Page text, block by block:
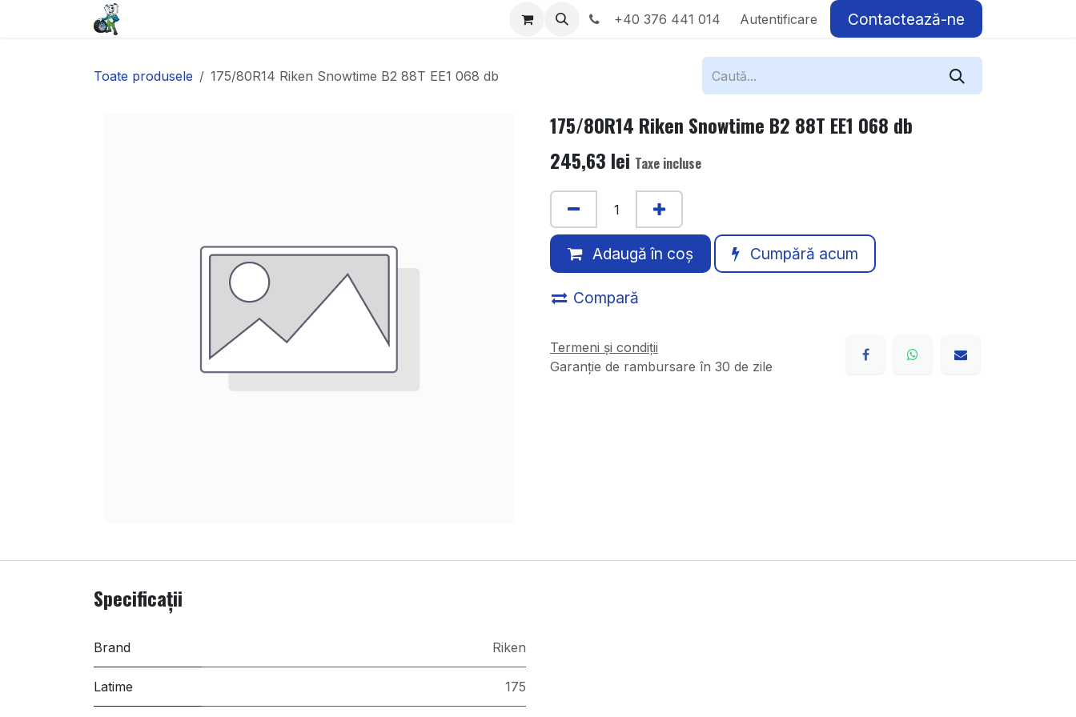
Sari la conținut +40 376 441 014 Autentificare Contactează-ne
Toate produsele 175/80R14 Riken Snowtime B2 88T EE1 068 db
175/80R14 Riken Snowtime B2 88T EE1 068 db
245,63 lei Taxe incluse
Adaugă în coș Cumpără acum
Compară
Termeni și condiții
Garanție de rambursare în 30 de zile
Specificații
Brand Riken
Latime 175